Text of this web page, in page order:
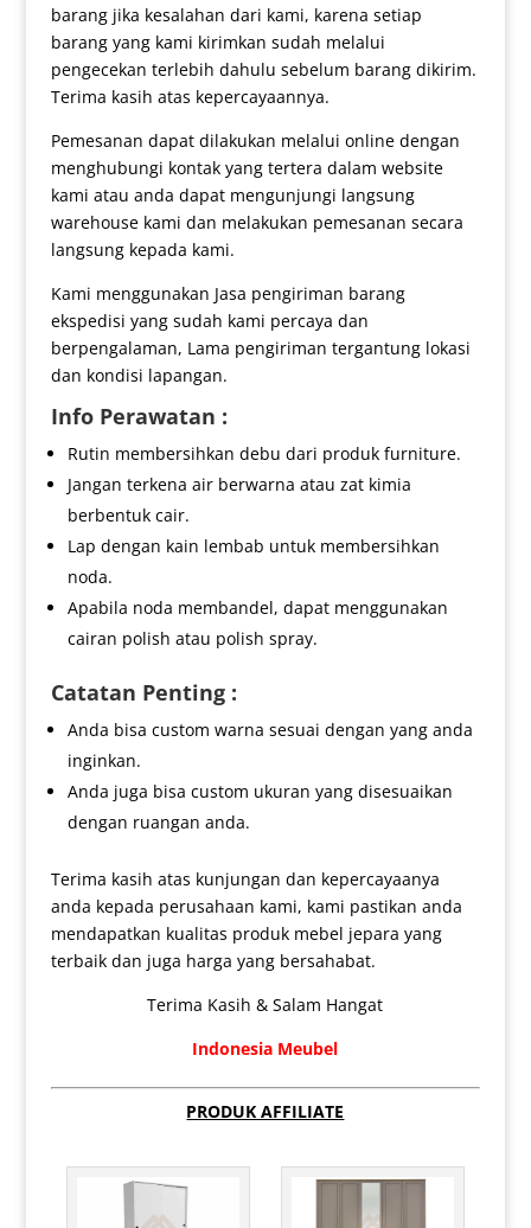
barang jika kesalahan dari kami, karena setiap
barang yang kami kirimkan sudah melalui
pengecekan terlebih dahulu sebelum barang dikirim.
Terima kasih atas kepercayaannya.
Pemesanan dapat dilakukan melalui online dengan
menghubungi kontak yang tertera dalam website
kami atau anda dapat mengunjungi langsung
warehouse kami dan melakukan pemesanan secara
langsung kepada kami.
Kami menggunakan Jasa pengiriman barang
ekspedisi yang sudah kami percaya dan
berpengalaman, Lama pengiriman tergantung lokasi
dan kondisi lapangan.
Info Perawatan :
Rutin membersihkan debu dari produk furniture.
Jangan terkena air berwarna atau zat kimia
berbentuk cair.
Lap dengan kain lembab untuk membersihkan
noda.
Apabila noda membandel, dapat menggunakan
cairan polish atau polish spray.
Catatan Penting :
Anda bisa custom warna sesuai dengan yang anda
inginkan.
Anda juga bisa custom ukuran yang disesuaikan
dengan ruangan anda.
Terima kasih atas kunjungan dan kepercayaanya
anda kepada perusahaan kami, kami pastikan anda
mendapatkan kualitas produk mebel jepara yang
terbaik dan juga harga yang bersahabat.
Terima Kasih & Salam Hangat
Indonesia Meubel
PRODUK AFFILIATE